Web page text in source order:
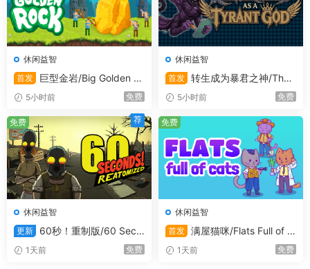
休闲益智
首发
巨型金岩/Big Golden R
ock5小时前 免费
休闲益智
首发 转生成为暴君之神/That
Time I Got Reincarnated as a
Tyrant God
5小时前 免费
休闲益智
更新
60秒！重制版/60 Seco
nds! Reatomized
1天前 免费
免费 荐
休闲益智
首发 满屋猫咪/Flats Full of C
ats1天前 免费
免费